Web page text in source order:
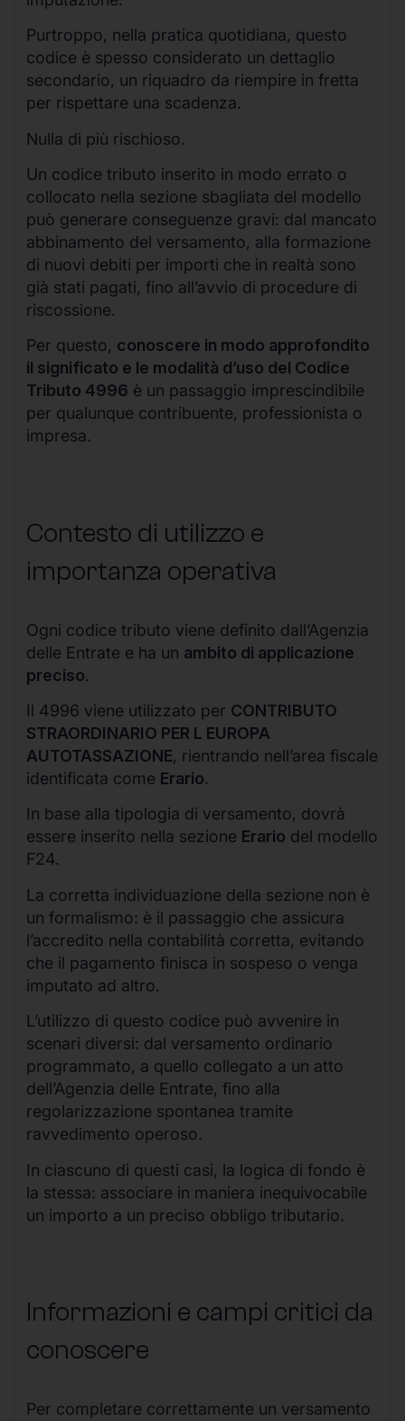
Purtroppo, nella pratica quotidiana, questo
codice è spesso considerato un dettaglio
secondario, un riquadro da riempire in fretta
per rispettare una scadenza.
Nulla di più rischioso.
Un codice tributo inserito in modo errato o
collocato nella sezione sbagliata del modello
può generare conseguenze gravi: dal mancato
abbinamento del versamento, alla formazione
di nuovi debiti per importi che in realtà sono
già stati pagati, fino all’avvio di procedure di
riscossione.
Per questo, conoscere in modo approfondito
il significato e le modalità d’uso del Codice
Tributo 4996 è un passaggio imprescindibile
per qualunque contribuente, professionista o
impresa.
Contesto di utilizzo e
importanza operativa
Ogni codice tributo viene definito dall’Agenzia
delle Entrate e ha un ambito di applicazione
preciso.
Il 4996 viene utilizzato per CONTRIBUTO
STRAORDINARIO PER L EUROPA
AUTOTASSAZIONE, rientrando nell’area fiscale
identificata come Erario.
In base alla tipologia di versamento, dovrà
essere inserito nella sezione Erario del modello
F24.
La corretta individuazione della sezione non è
un formalismo: è il passaggio che assicura
l’accredito nella contabilità corretta, evitando
che il pagamento finisca in sospeso o venga
imputato ad altro.
L’utilizzo di questo codice può avvenire in
scenari diversi: dal versamento ordinario
programmato, a quello collegato a un atto
dell’Agenzia delle Entrate, fino alla
regolarizzazione spontanea tramite
ravvedimento operoso.
In ciascuno di questi casi, la logica di fondo è
la stessa: associare in maniera inequivocabile
un importo a un preciso obbligo tributario.
Informazioni e campi critici da
conoscere
Per completare correttamente un versamento